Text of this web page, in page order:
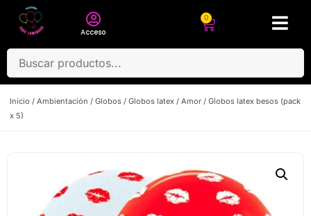
Acceso
0
Inicio / Ambientación / Globos / Globos latex / Amor / Globos latex besos (pack
x 5)